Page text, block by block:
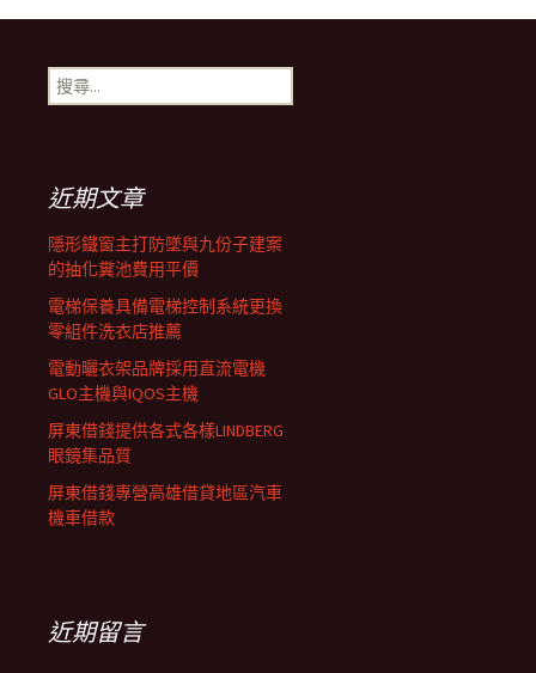
導
覽
列
搜
尋
近期文章
隱形鐵窗主打防墜與九份子建案
的抽化糞池費用平價
電梯保養具備電梯控制系統更換
零組件洗衣店推薦
電動曬衣架品牌採用直流電機
GLO主機與IQOS主機
屏東借錢提供各式各樣LINDBERG
眼鏡集品質
屏東借錢專營高雄借貸地區汽車
機車借款
近期留言